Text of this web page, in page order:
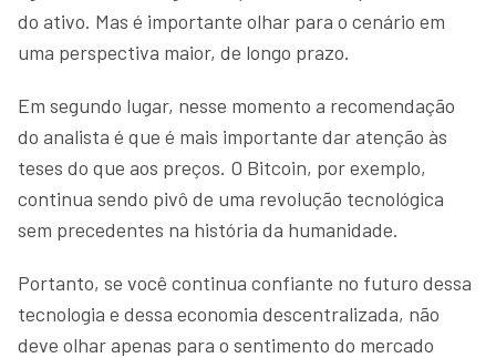
do ativo. Mas é importante olhar para o cenário em
uma perspectiva maior, de longo prazo.
Em segundo lugar, nesse momento a recomendação
do analista é que é mais importante dar atenção às
teses do que aos preços. O Bitcoin, por exemplo,
continua sendo pivô de uma revolução tecnológica
sem precedentes na história da humanidade.
Portanto, se você continua confiante no futuro dessa
tecnologia e dessa economia descentralizada, não
deve olhar apenas para o sentimento do mercado